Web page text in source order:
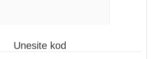
Unesite kod